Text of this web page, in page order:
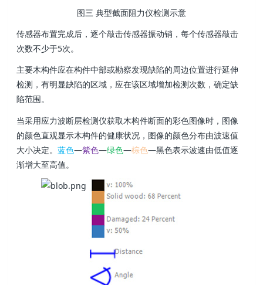
图三 典型截面阻力仪检测示意
传感器布置完成后，逐个敲击传感器振动销，每个传感器敲击
次数不少于5次。
主要木构件应在构件中部或勘察发现缺陷的周边位置进行延伸
检测，有明显缺陷的区域，应在该区域增加检测次数，确定缺
陷范围。
当采用应力波断层检测仪获取木构件断面的彩色图像时，图像
的颜色直观显示木构件的健康状况，图像的颜色分布由波速值
大小决定。蓝色—紫色—绿色—棕色—黑色表示波速由低值逐
渐增大至高值。